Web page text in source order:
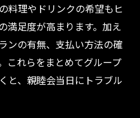
料理やドリンクの希望もヒ
満足度が高まります。加え
ンの有無、支払い方法の確
これらをまとめてグループ
と、親睦会当日にトラブル